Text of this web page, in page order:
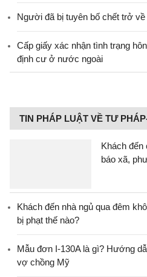
Người đã bị tuyên bố chết trở
Cấp giấy xác nhận tình trạng
định cư ở nước ngoài
TIN PHÁP LUẬT VỀ TƯ
Khách đến
báo xã,
Khách đến nhà ngủ qua đêm
bị phạt thế nào?
Mẫu đơn I-130A là gì? Hướng
vợ chồng Mỹ